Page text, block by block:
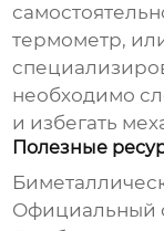
термометр,
необходимо
и избегать
Полезные
Официальный